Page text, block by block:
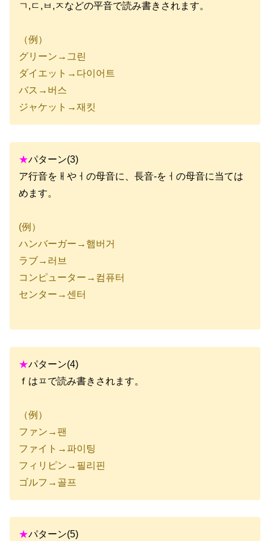
ㄱ,ㄷ,ㅂ,ㅈなどの平音で読み書きされます。
（例）
グリーン→그린
ダイエット→다이어트
バス→버스
ジャケット→재킷
★パターン(3)
ア行音をㅐやㅓの母音に、長音-をㅓの母音に当ては
めます。
(例）
ハンバーガー→햄버거
ラブ→러브
コンピューター→컴퓨터
センター→센터
★パターン(4)
ｆはㅍで読み書きされます。
（例）
ファン→팬
ファイト→파이팅
フィリピン→필리핀
ゴルフ→골프
★パターン(5)